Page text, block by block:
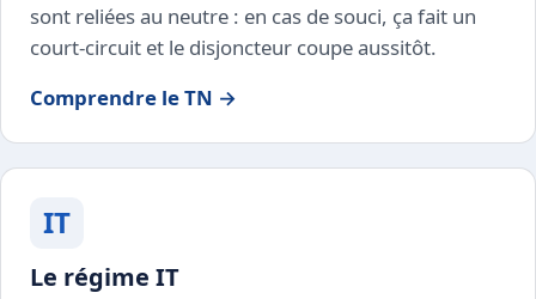
sont reliées au neutre : en cas de souci, ça fait un
court-circuit et le disjoncteur coupe aussitôt.
Comprendre le TN →
IT
Le régime IT